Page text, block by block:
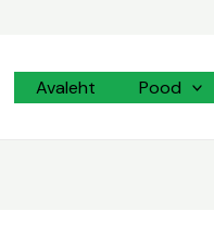
Avaleht Pood